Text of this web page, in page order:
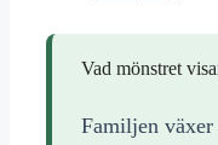
Vad mönstret
Familjen